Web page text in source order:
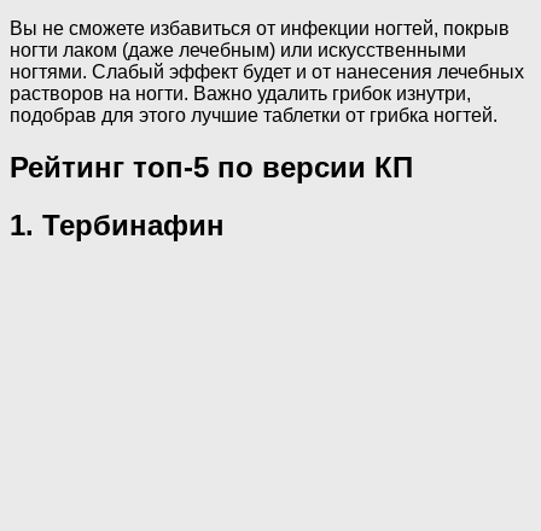
Вы не сможете избавиться от инфекции ногтей, покрыв
ногти лаком (даже лечебным) или искусственными
ногтями. Слабый эффект будет и от нанесения лечебных
растворов на ногти. Важно удалить грибок изнутри,
подобрав для этого лучшие таблетки от грибка ногтей.
Рейтинг топ-5 по версии КП
1. Тербинафин